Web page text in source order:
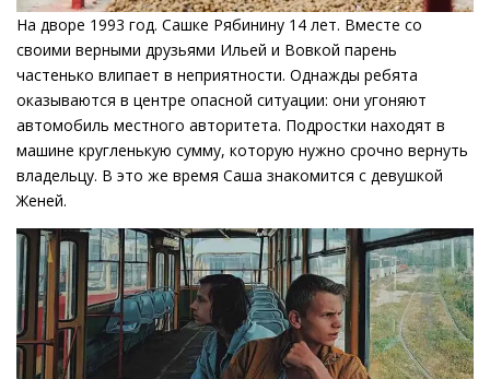
На дворе 1993 год. Сашке Рябинину 14 лет. Вместе со
своими верными друзьями Ильей и Вовкой парень
частенько влипает в неприятности. Однажды ребята
оказываются в центре опасной ситуации: они угоняют
автомобиль местного авторитета. Подростки находят в
машине кругленькую сумму, которую нужно срочно вернуть
владельцу. В это же время Саша знакомится с девушкой
Женей.